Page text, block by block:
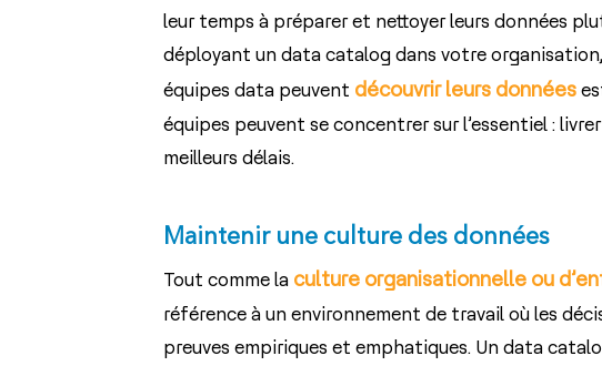
leur temps à préparer et nettoyer leurs données
déployant un data catalog dans votre
équipes data peuvent découvrir leurs données
équipes peuvent se concentrer sur l’essentiel :
meilleurs délais.
Maintenir une culture des données
Tout comme la culture organisationnelle ou
référence à un environnement de travail où les
preuves empiriques et emphatiques. Un data